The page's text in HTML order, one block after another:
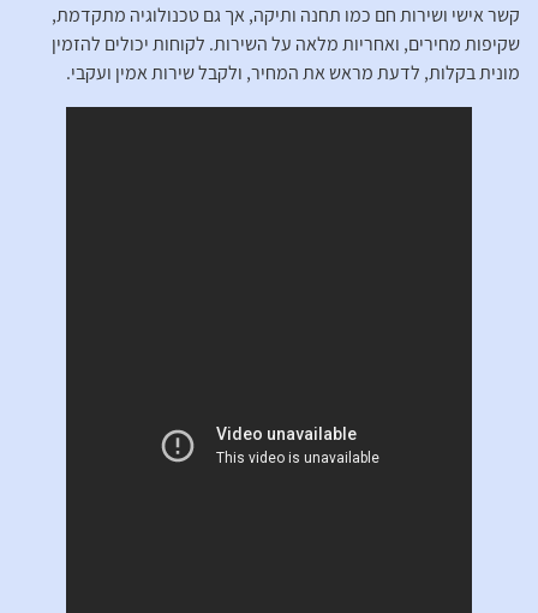
קשר אישי ושירות חם כמו תחנה ותיקה, אך גם טכנולוגיה מתקדמת,
שקיפות מחירים, ואחריות מלאה על השירות. לקוחות יכולים להזמין
מונית בקלות, לדעת מראש את המחיר, ולקבל שירות אמין ועקבי.